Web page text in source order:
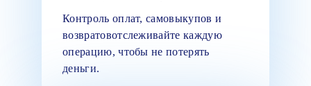
Контроль оплат, самовыкупов и
возвратовотслеживайте каждую
операцию, чтобы не потерять
деньги.